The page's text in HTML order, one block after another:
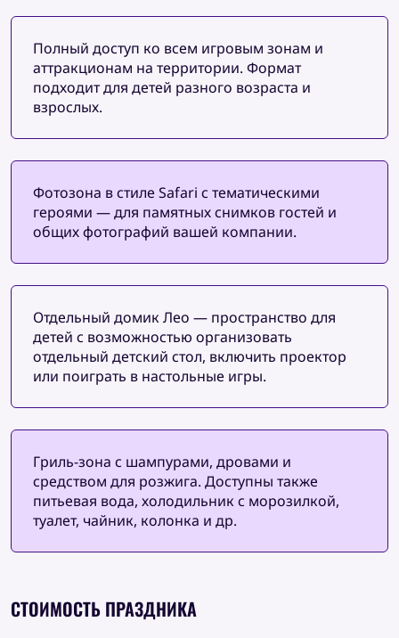
Полный доступ ко всем игровым зонам и
аттракционам на территории. Формат
подходит для детей разного возраста и
взрослых.
Фотозона в стиле Safari с тематическими
героями — для памятных снимков гостей и
общих фотографий вашей компании.
Отдельный домик Лео — пространство для
детей с возможностью организовать
отдельный детский стол, включить проектор
или поиграть в настольные игры.
Гриль-зона с шампурами, дровами и
средством для розжига. Доступны также
питьевая вода, холодильник с морозилкой,
туалет, чайник, колонка и др.
СТОИМОСТЬ ПРАЗДНИКА